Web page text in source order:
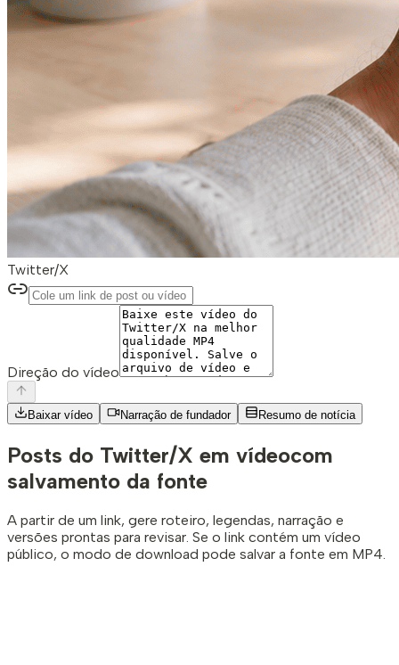
Twitter/X
Direção do vídeo
Baixar vídeo Narração de fundador Resumo de notícia
Posts do Twitter/X em vídeocom
salvamento da fonte
A partir de um link, gere roteiro, legendas, narração e
versões prontas para revisar. Se o link contém um vídeo
público, o modo de download pode salvar a fonte em MP4.